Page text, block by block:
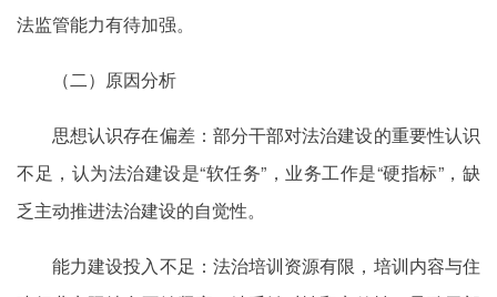
法监管能力有待加强。
（二）原因分析
思想认识存在偏差：部分干部对法治建设的重要性认识
不足，认为法治建设是“软任务”，业务工作是“硬指标”，缺
乏主动推进法治建设的自觉性。
能力建设投入不足：法治培训资源有限，培训内容与住